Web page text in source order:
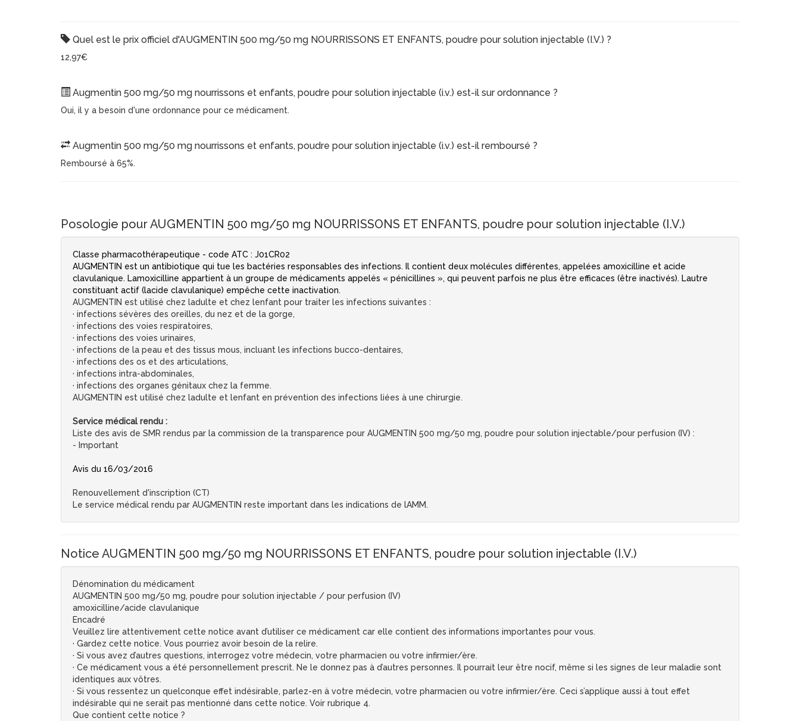
Quel est le prix officiel d'AUGMENTIN 500 mg/50 mg NOURRISSONS ET ENFANTS, poudre pour solution injectable (I.V.) ?
12,97€
Augmentin 500 mg/50 mg nourrissons et enfants, poudre pour solution injectable (i.v.) est-il sur ordonnance ?
Oui, il y a besoin d'une ordonnance pour ce médicament.
Augmentin 500 mg/50 mg nourrissons et enfants, poudre pour solution injectable (i.v.) est-il remboursé ?
Remboursé à 65%.
Posologie pour AUGMENTIN 500 mg/50 mg NOURRISSONS ET ENFANTS, poudre pour solution injectable (I.V.)
Classe pharmacothérapeutique - code ATC : J01CR02
AUGMENTIN est un antibiotique qui tue les bactéries responsables des infections. Il contient deux molécules différentes, appelées amoxicilline et acide
clavulanique. Lamoxicilline appartient à un groupe de médicaments appelés « pénicillines », qui peuvent parfois ne plus être efficaces (être inactivés). Lautre
constituant actif (lacide clavulanique) empêche cette inactivation.
AUGMENTIN est utilisé chez ladulte et chez lenfant pour traiter les infections suivantes :
· infections sévères des oreilles, du nez et de la gorge,
· infections des voies respiratoires,
· infections des voies urinaires,
· infections de la peau et des tissus mous, incluant les infections bucco-dentaires,
· infections des os et des articulations,
· infections intra-abdominales,
· infections des organes génitaux chez la femme.
AUGMENTIN est utilisé chez ladulte et lenfant en prévention des infections liées à une chirurgie.
Service médical rendu :
Liste des avis de SMR rendus par la commission de la transparence pour AUGMENTIN 500 mg/50 mg, poudre pour solution injectable/pour perfusion (IV) :
- Important
Avis du 16/03/2016
Renouvellement d'inscription (CT)
Le service médical rendu par AUGMENTIN reste important dans les indications de lAMM.
Notice AUGMENTIN 500 mg/50 mg NOURRISSONS ET ENFANTS, poudre pour solution injectable (I.V.)
Dénomination du médicament
AUGMENTIN 500 mg/50 mg, poudre pour solution injectable / pour perfusion (IV)
amoxicilline/acide clavulanique
Encadré
Veuillez lire attentivement cette notice avant d’utiliser ce médicament car elle contient des informations importantes pour vous.
· Gardez cette notice. Vous pourriez avoir besoin de la relire.
· Si vous avez d’autres questions, interrogez votre médecin, votre pharmacien ou votre infirmier/ère.
· Ce médicament vous a été personnellement prescrit. Ne le donnez pas à d’autres personnes. Il pourrait leur être nocif, même si les signes de leur maladie sont
identiques aux vôtres.
· Si vous ressentez un quelconque effet indésirable, parlez-en à votre médecin, votre pharmacien ou votre infirmier/ère. Ceci s’applique aussi à tout effet
indésirable qui ne serait pas mentionné dans cette notice. Voir rubrique 4.
Que contient cette notice ?